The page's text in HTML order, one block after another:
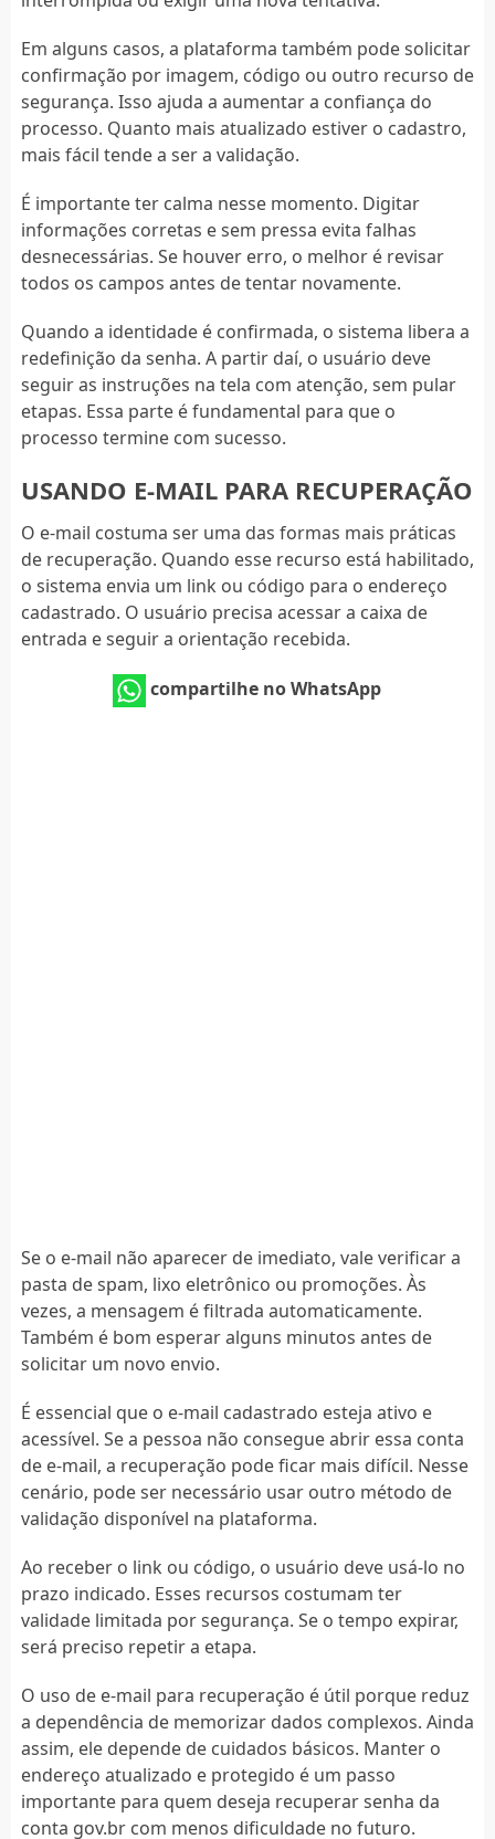
Em alguns casos, a plataforma também pode solicitar
confirmação por imagem, código ou outro recurso de
segurança. Isso ajuda a aumentar a confiança do
processo. Quanto mais atualizado estiver o cadastro,
mais fácil tende a ser a validação.
É importante ter calma nesse momento. Digitar
informações corretas e sem pressa evita falhas
desnecessárias. Se houver erro, o melhor é revisar
todos os campos antes de tentar novamente.
Quando a identidade é confirmada, o sistema libera a
redefinição da senha. A partir daí, o usuário deve
seguir as instruções na tela com atenção, sem pular
etapas. Essa parte é fundamental para que o
processo termine com sucesso.
USANDO E-MAIL PARA RECUPERAÇÃO
O e-mail costuma ser uma das formas mais práticas
de recuperação. Quando esse recurso está habilitado,
o sistema envia um link ou código para o endereço
cadastrado. O usuário precisa acessar a caixa de
entrada e seguir a orientação recebida.
compartilhe no WhatsApp
Se o e-mail não aparecer de imediato, vale verificar a
pasta de spam, lixo eletrônico ou promoções. Às
vezes, a mensagem é filtrada automaticamente.
Também é bom esperar alguns minutos antes de
solicitar um novo envio.
É essencial que o e-mail cadastrado esteja ativo e
acessível. Se a pessoa não consegue abrir essa conta
de e-mail, a recuperação pode ficar mais difícil. Nesse
cenário, pode ser necessário usar outro método de
validação disponível na plataforma.
Ao receber o link ou código, o usuário deve usá-lo no
prazo indicado. Esses recursos costumam ter
validade limitada por segurança. Se o tempo expirar,
será preciso repetir a etapa.
O uso de e-mail para recuperação é útil porque reduz
a dependência de memorizar dados complexos. Ainda
assim, ele depende de cuidados básicos. Manter o
endereço atualizado e protegido é um passo
importante para quem deseja recuperar senha da
conta gov.br com menos dificuldade no futuro.